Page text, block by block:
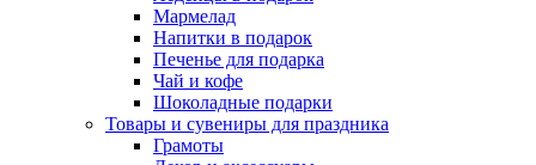
Мармелад
Напитки в подарок
Печенье для подарка
Чай и кофе
Шоколадные подарки
Товары и сувениры для праздника
Грамоты